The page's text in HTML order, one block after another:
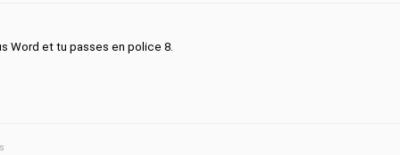
Word et tu passes en police 8.